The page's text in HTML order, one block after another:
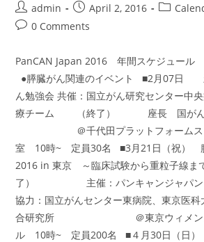
Post
author:
admin
Post
published:
April 2, 2016
Post
Post0 Comments
PanCAN Japan 2016 年間スケジュール
●膵臓がん関連のイベント ■2月07日
ん勉強会 共催：国立がん研究センター中
療チーム （終了） 座長 国がん
＠千代田プラットフォームスク
室 10時~ 定員30名 ■3月21日（祝）
2016 in 東京 ～臨床試験から重粒子
了） 主催：パンキャ
協力：国立がんセンター東病院、東京医
合研究所 ＠東京ウィメンズ
ル 10時~ 定員200名 ■４月30日（日）